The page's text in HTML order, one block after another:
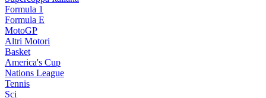
Formula 1
Formula E
MotoGP
Altri Motori
Basket
America's Cup
Nations League
Tennis
Sci